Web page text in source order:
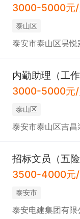
3000-5000元/
泰山区
泰安市泰山区昊
内勤助理（工
3000-5000元/
泰山区
泰安市泰山区吉
招标文员（五
3500-4000元/
泰安市
泰安电建集团有限